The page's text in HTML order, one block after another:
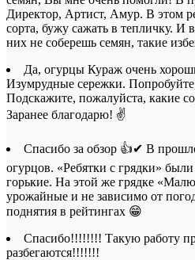
Директор, Артист, Амур. В этом
сорта, бужу сажать в тепличку.
них не соберешь семян, такие
Да, огурцы Кураж очень
Изумрудные сережки.
Подскажите, пожалуйста, какие
Заранее благодарю! ✌
Спасибо за обзор 👍✔ В
огурцов. «Ребятки с грядки»
горькие. На этой же грядке
урожайные и не зависимо от
поднятия в рейтингах 😁
Спасибо!!!!!!!! Такую работу
разбегаются!!!!!!!